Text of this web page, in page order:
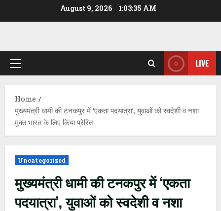
August 9, 2026 1:03:35 AM
Primary
LIVE
Home
मुख्यमंत्री धामी की टनकपुर में ‘एकता पदयात्रा’, युवाओं को स्वदेशी व नशा
मुक्त भारत के लिए किया प्रेरित
Uncategorized
मुख्यमंत्री धामी की टनकपुर में ‘एकता
पदयात्रा’, युवाओं को स्वदेशी व नशा